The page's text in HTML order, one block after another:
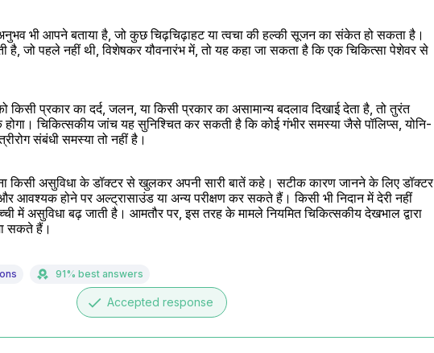
भी आपने बताया है, जो कुछ चिढ़चिढ़ाहट या त्वचा की हल्की सूजन का संकेत हो सकता है।
है, जो पहले नहीं थी, विशेषकर यौवनारंभ में, तो यह कहा जा सकता है कि एक चिकित्सा पेशेवर से
प्रकार का दर्द, जलन, या किसी प्रकार का असामान्य बदलाव दिखाई देता है, तो तुरंत
चिकित्सकीय जांच यह सुनिश्चित कर सकती है कि कोई गंभीर समस्या जैसे पॉलिप्स, योनि-
संबंधी समस्या तो नहीं है।
किसी असुविधा के डॉक्टर से खुलकर अपनी सारी बातें कहे। सटीक कारण जानने के लिए डॉक्टर
आवश्यक होने पर अल्ट्रासाउंड या अन्य परीक्षण कर सकते हैं। किसी भी निदान में देरी नहीं
में असुविधा बढ़ जाती है। आमतौर पर, इस तरह के मामले नियमित चिकित्सकीय देखभाल द्वारा
सकते हैं।
91% best answers
done Accepted response